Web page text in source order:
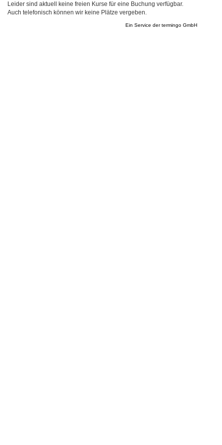
Leider sind aktuell keine freien Kurse für eine Buchung verfügbar.
Auch telefonisch können wir keine Plätze vergeben.
Ein Service dertermingo GmbH